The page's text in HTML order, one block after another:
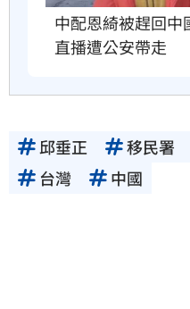
中配恩綺被趕回中
直播遭公安帶走
邱垂正 移民署
台灣
中國